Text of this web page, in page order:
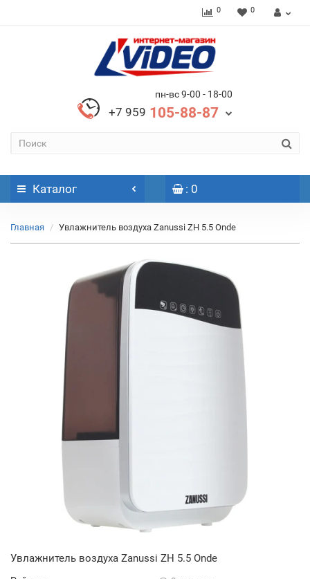
0 0
пн-вс 9-00 - 18-00
+7 959 105-88-87
Каталог : 0
Главная Увлажнитель воздуха Zanussi ZH 5.5 Onde
Увлажнитель воздуха Zanussi ZH 5.5 Onde